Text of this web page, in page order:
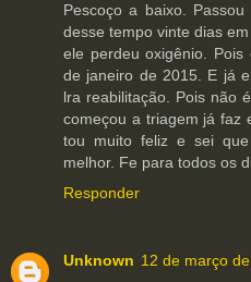
Pescoço a baixo.
desse tempo vinte dias
ele perdeu oxigênio.
de janeiro de 2015. E já
lra reabilitação. Pois não
começou a triagem já faz
tou muito feliz e sei
melhor. Fe para todos os
Responder
Unknown 12 de março